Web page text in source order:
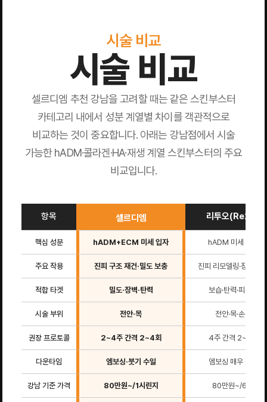
시술 비교
시술 비교
셀르디엠 추천 강남을 고려할 때는 같은 스킨부스터
카테고리 내에서 성분 계열별 차이를 객관적으로
비교하는 것이 중요합니다. 아래는 강남점에서 시술
가능한 hADM·콜라겐·HA·재생 계열 스킨부스터의 주요
비교입니다.
항목 셀르디엠 리투오(Re2O)
핵심 성분 hADM+ECM 미세 입자 hADM 미세 입자
주요 작용 진피 구조 재건·밀도 보충 진피 리모델링·장벽 강
적합 타겟 밀도·장벽·탄력 보습·탄력·피부결
시술 부위 전안·목 전안·목·손등
권장 프로토콜 2~4주 간격 2~4회 4주 간격 2~3회
다운타임 엠보싱·붓기 수일 엠보싱 매우 적음
강남 기준 가격 80만원~/1시린지 80만원~/6cc